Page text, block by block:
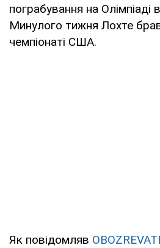
пограбування на
Минулого тижня Лохте
чемпіонаті США.
Як повідомляв